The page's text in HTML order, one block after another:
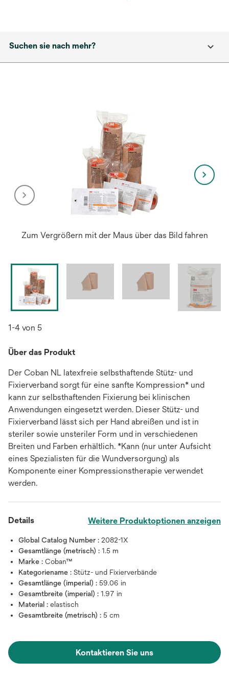
Suchen sie nach mehr?
Zum Vergrößern mit der Maus über das Bild fahren
1-4 von 5
Über das Produkt
Der Coban NL latexfreie selbsthaftende Stütz- und
Fixierverband sorgt für eine sanfte Kompression* und
kann zur selbsthaftenden Fixierung bei klinischen
Anwendungen eingesetzt werden. Dieser Stütz- und
Fixierverband lässt sich per Hand abreißen und ist in
steriler sowie unsteriler Form und in verschiedenen
Breiten und Farben erhältlich. *Kann (nur unter Aufsicht
eines Spezialisten für die Wundversorgung) als
Komponente einer Kompressionstherapie verwendet
werden.
Details Weitere Produktoptionen anzeigen
Global Catalog Number : 2082-1X
Gesamtlänge (metrisch) : 1.5 m
Marke : Coban™
Kategoriename : Stütz- und Fixierverbände
Gesamtlänge (imperial) : 59.06 in
Gesamtbreite (imperial) : 1.97 in
Material : elastisch
Gesamtbreite (metrisch) : 5 cm
Kontaktieren Sie uns